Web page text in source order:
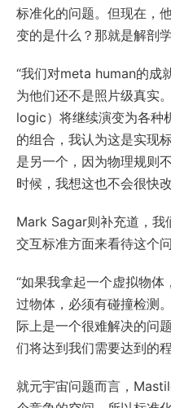
标准化的问题。但现在，
变的是什么？那就是解剖
“我们对meta human的成
为他们还不是照片级真实
logic）将继续演变为各种
的组合，我认为这是实现
是另一个，因为物理规则
时候，我想这也不会很快
Mark Sagar则补充道，我
交互标准方面来看待这个问
“如果我拿起一个虚拟物
过物体，必须有碰撞检测
际上是一个很难解决的问
们将达到我们需要达到的程
就元宇宙问题而言，